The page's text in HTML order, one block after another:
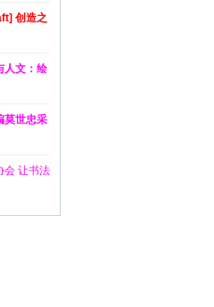
创造之
人文：绘
莫世忠采
会 让书法